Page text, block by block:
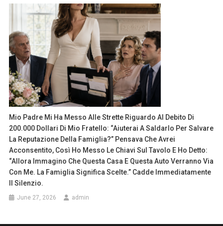
Mio Padre Mi Ha Messo Alle Strette Riguardo Al Debito Di
200.000 Dollari Di Mio Fratello: “Aiuterai A Saldarlo Per Salvare
La Reputazione Della Famiglia?” Pensava Che Avrei
Acconsentito, Così Ho Messo Le Chiavi Sul Tavolo E Ho Detto:
“Allora Immagino Che Questa Casa E Questa Auto Verranno Via
Con Me. La Famiglia Significa Scelte.” Cadde Immediatamente
Il Silenzio.
June 27, 2026 admin